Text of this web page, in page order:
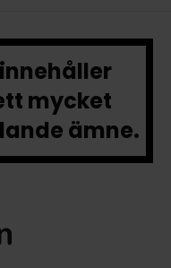
mycket
ämne.